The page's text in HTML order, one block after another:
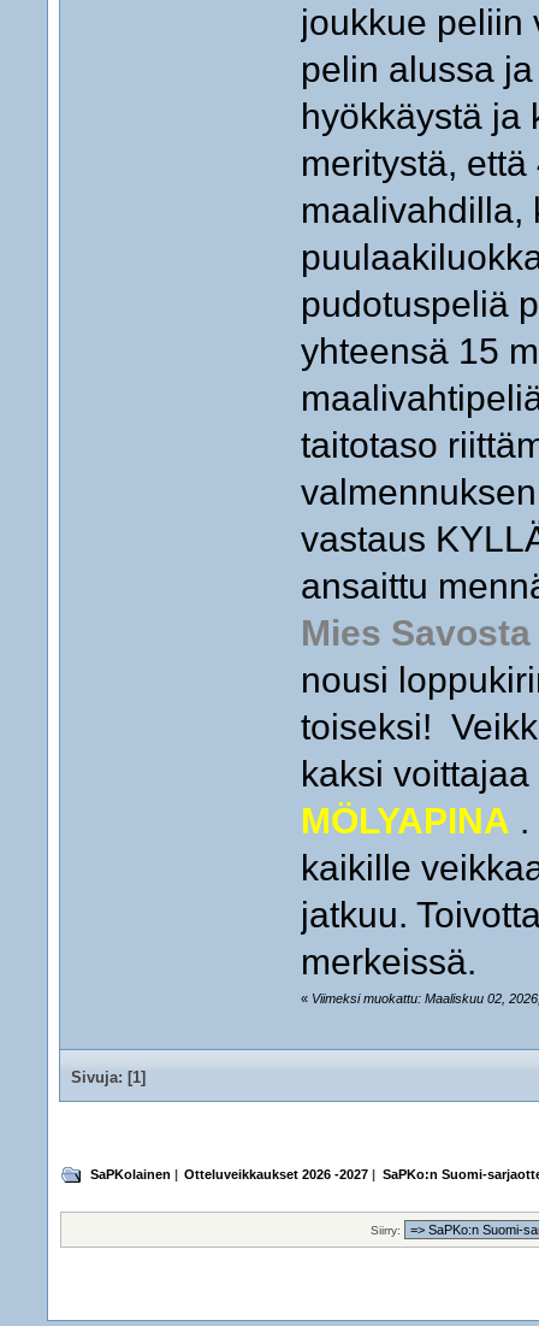
joukkue peliin
pelin alussa
hyökkäystä ja
meritystä,
maalivahdilla,
pudotuspeliä
yhteensä 15
taitotaso
vastaus
ansaittu
Mies Savosta
nousi
toiseksi!
kaksi
MÖLYAPINA
kaikille
jatkuu.
merkeissä.
« Viimeksi muokattu: Maaliskuu 02,
Sivuja: [1]
SaPKolainen | Otteluveikkaukset 2026 -2027 | SaPKo:n Suomi-
Siirry: